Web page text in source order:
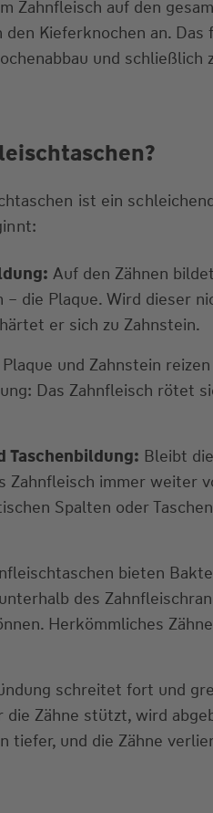
Zahnfleisch auf den
Kieferknochen an.
und schließlich
ist ein
Auf den Zähnen
die Plaque. Wird dieser
er sich zu Zahnstein.
Plaque und Zahnstein
Das Zahnfleisch rötet
Taschenbildung: Bleibt
Zahnfleisch immer weiter
Spalten oder
bieten
des
Herkömmliches
schreitet fort und
die Zähne stützt, wird
tiefer, und die Zähne